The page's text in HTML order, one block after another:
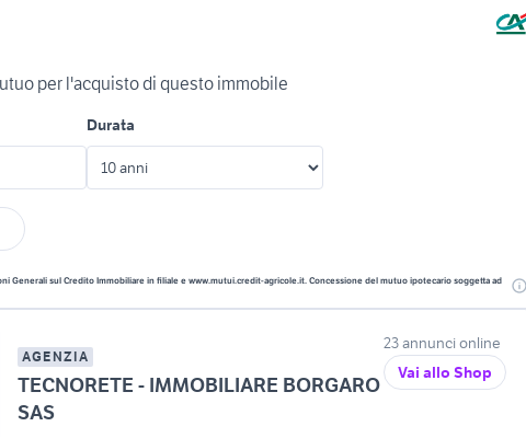
per l'acquisto di questo immobile
Durata
Generali sul Credito Immobiliare in filiale e www.mutui.credit-agricole.it. Concessione del mutuo ipotecario soggetta ad
AGENZIA
TECNORETE - IMMOBILIARE BORGARO
SAS
23 annunci online
Vai allo Shop